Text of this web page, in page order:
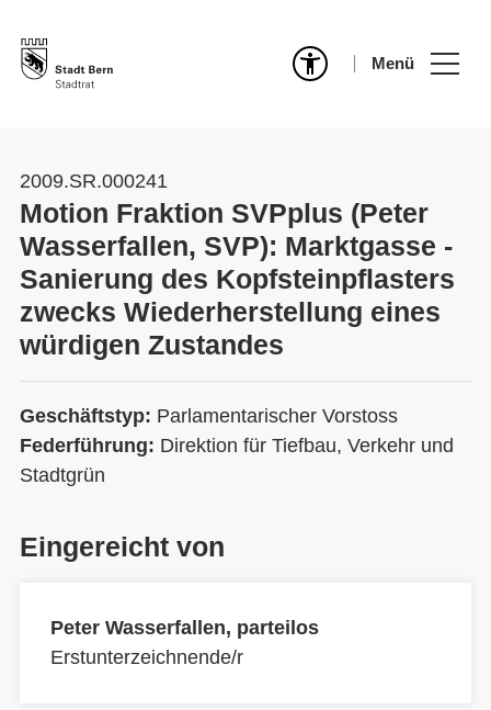
Menü
2009.SR.000241
Motion Fraktion SVPplus (Peter
Wasserfallen, SVP): Marktgasse -
Sanierung des Kopfsteinpflasters
zwecks Wiederherstellung eines
würdigen Zustandes
Geschäftstyp: Parlamentarischer Vorstoss
Federführung: Direktion für Tiefbau, Verkehr und
Stadtgrün
Eingereicht von
Peter Wasserfallen, parteilos
Erstunterzeichnende/r